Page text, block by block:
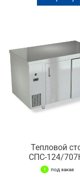
Тепловой
СПС-124/
под заказ